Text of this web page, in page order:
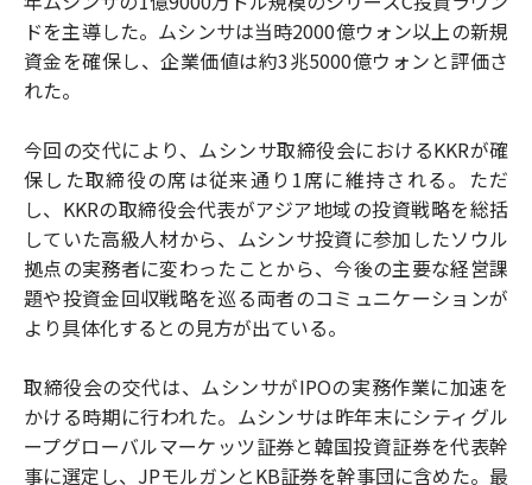
ドを主導した。ムシンサは当時2000億ウォン以上の新規
資金を確保し、企業価値は約3兆5000億ウォンと評価さ
れた。
今回の交代により、ムシンサ取締役会におけるKKRが確
保した取締役の席は従来通り1席に維持される。ただ
し、KKRの取締役会代表がアジア地域の投資戦略を総括
していた高級人材から、ムシンサ投資に参加したソウル
拠点の実務者に変わったことから、今後の主要な経営課
題や投資金回収戦略を巡る両者のコミュニケーションが
より具体化するとの見方が出ている。
取締役会の交代は、ムシンサがIPOの実務作業に加速を
かける時期に行われた。ムシンサは昨年末にシティグル
ープグローバルマーケッツ証券と韓国投資証券を代表幹
事に選定し、JPモルガンとKB証券を幹事団に含めた。最